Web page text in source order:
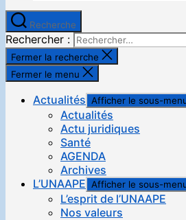
Recherche
Rechercher :
Fermer la recherche
Fermer le menu
Actualités Afficher le sous-
Actualités
Actu juridiques
Santé
AGENDA
Archives
L’UNAAPE Afficher le sous-
L’esprit de l’UNAAPE
Nos valeurs